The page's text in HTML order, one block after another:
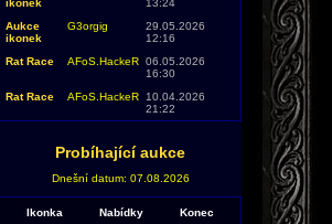
ikonek
13:24
Aukce
ikonek
G3orgig
29.05.2026
12:16
Rat Race
AFoS.HackeR 06.05.2026
16:30
Rat Race
AFoS.HackeR
10.04.2026
21:22
Probíhající aukce
Dnešní datum: 07.08.2026
Ikonka Nabídky Konec